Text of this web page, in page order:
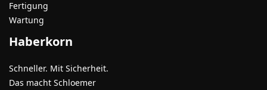
Fertigung
Wartung
Haberkorn
Schneller. Mit Sicherheit.
Das macht Schloemer